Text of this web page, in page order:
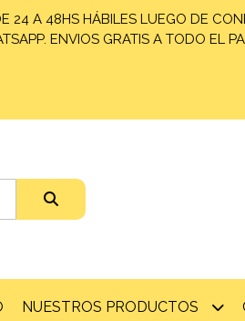
24 A 48HS HÁBILES LUEGO DE
ENVIOS GRATIS A TODO EL
NUESTROS PRODUCTOS